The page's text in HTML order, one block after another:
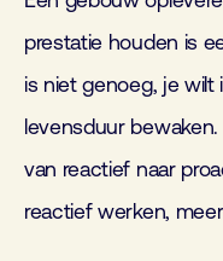
prestatie houden is
is niet genoeg, je wilt
levensduur
van reactief naar
reactief werken,